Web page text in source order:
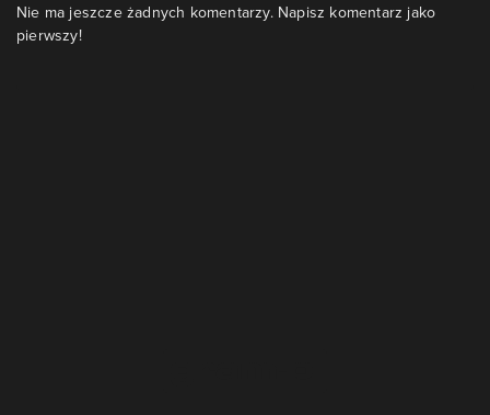
Nie ma jeszcze żadnych komentarzy. Napisz komentarz jako
pierwszy!